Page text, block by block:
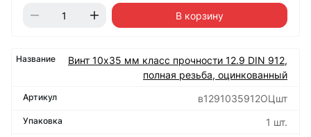
В корзину
Винт 10х35 мм класс прочности 12.9 DIN 912,
полная резьба, оцинкованный
в1291035912ОЦшт
1 шт.